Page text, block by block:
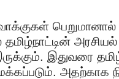
பெறுமானால்
இதுவரை
அதற்காக